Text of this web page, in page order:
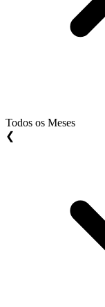
Todos os Meses
❮